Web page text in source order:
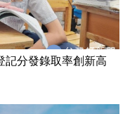
分發錄取率創新高